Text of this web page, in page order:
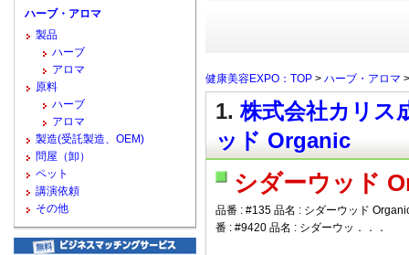
健康美容EXPO：TOP > ハーブ・アロマ
1.株式会社カリス
ッド Organic
シダーウッド
品番 : #135 品名 : シダーウッド
番 : #9420 品名 : シダーウッ．．．
ハーブ・アロマ
製品
ハーブ
アロマ
原料
ハーブ
アロマ
製造(受託製造、OEM)
問屋（卸）
ペット
講演依頼
その他